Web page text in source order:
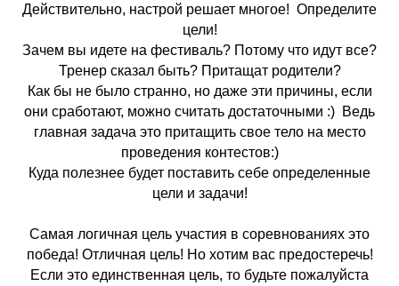
Действительно, настрой решает многое! Определите
цели!
Зачем вы идете на фестиваль? Потому что идут все?
Тренер сказал быть? Притащат родители?
Как бы не было странно, но даже эти причины, если
они сработают, можно считать достаточными :) Ведь
главная задача это притащить свое тело на место
проведения контестов:)
Куда полезнее будет поставить себе определенные
цели и задачи!
Самая логичная цель участия в соревнованиях это
победа! Отличная цель! Но хотим вас предостеречь!
Если это единственная цель, то будьте пожалуйста